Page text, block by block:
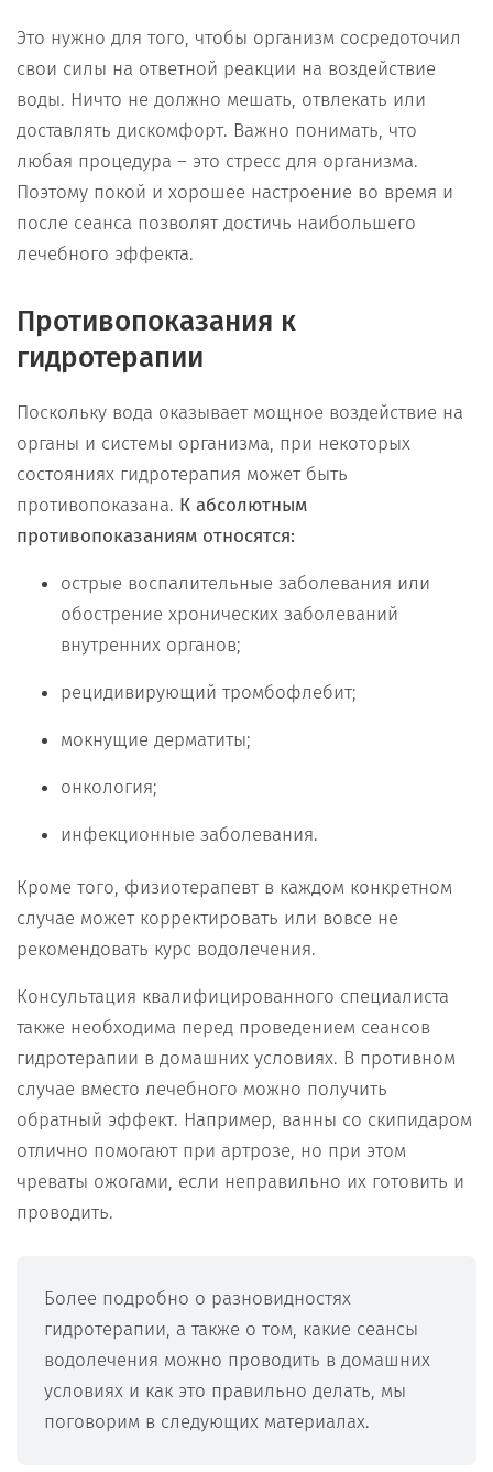
Это нужно для того, чтобы организм сосредоточил
свои силы на ответной реакции на воздействие
воды. Ничто не должно мешать, отвлекать или
доставлять дискомфорт. Важно понимать, что
любая процедура – это стресс для организма.
Поэтому покой и хорошее настроение во время и
после сеанса позволят достичь наибольшего
лечебного эффекта.
Противопоказания к
гидротерапии
Поскольку вода оказывает мощное воздействие на
органы и системы организма, при некоторых
состояниях гидротерапия может быть
противопоказана. К абсолютным
противопоказаниям относятся:
острые воспалительные заболевания или
обострение хронических заболеваний
внутренних органов;
рецидивирующий тромбофлебит;
мокнущие дерматиты;
онкология;
инфекционные заболевания.
Кроме того, физиотерапевт в каждом конкретном
случае может корректировать или вовсе не
рекомендовать курс водолечения.
Консультация квалифицированного специалиста
также необходима перед проведением сеансов
гидротерапии в домашних условиях. В противном
случае вместо лечебного можно получить
обратный эффект. Например, ванны со скипидаром
отлично помогают при артрозе, но при этом
чреваты ожогами, если неправильно их готовить и
проводить.
Более подробно о разновидностях
гидротерапии, а также о том, какие сеансы
водолечения можно проводить в домашних
условиях и как это правильно делать, мы
поговорим в следующих материалах.